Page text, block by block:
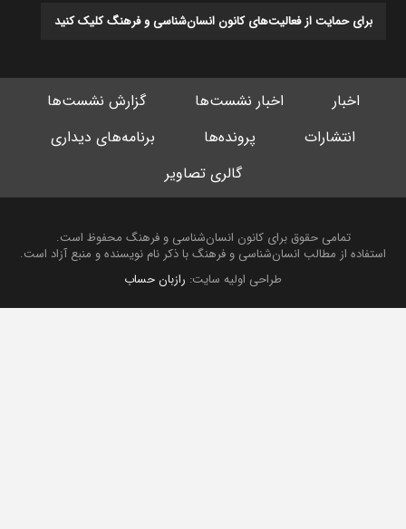
برای حمایت از فعالیت‌های کانون انسان‌شناسی و فرهنگ کلیک کنید
اخبار اخبار نشست‌ها
گزارش نشست‌ها
انتشارات
پرونده‌ها
برنامه‌های دیداری
گالری تصاویر
تمامی حقوق برای کانون انسان‌شناسی و فرهنگ محفوظ است.
استفاده از مطالب انسان‌شناسی و فرهنگ با ذکر نام نویسنده و منبع آزاد است.
طراحی اولیه سایت:رازبان حساب